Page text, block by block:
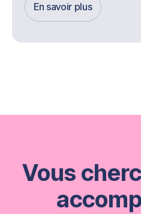
En savoir plus
Get Started
Vous